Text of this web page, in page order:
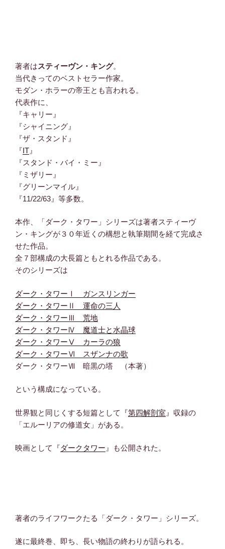
著者はスティーヴン・キング。
当代きってのベストセラー作家。
モダン・ホラーの帝王とも言われる。
代表作に、
『キャリー』
『シャイニング』
『ザ・スタンド』
『IT 』
『スタンド・バイ・ミー』
『ミザリー』
『グリーンマイル』
『11/22/63』等多数。
本作、「ダーク・タワー」シリーズは著者スティーヴ
ン・キングが３０年近くの構想と執筆期間を経て完成さ
せた作品。
全７部構成の大長篇ともとれる作品である。
そのシリーズは
ダーク・タワーⅠ ガンスリンガー
ダーク・タワーⅡ 運命の三人
ダーク・タワーⅢ 荒地
ダーク・タワーⅣ 魔道士と水晶球
ダーク・タワーⅤ カーラの狼
ダーク・タワーⅥ スザンナの歌
ダーク・タワーⅦ 暗黒の塔 （本著）
という構成になっている。
世界観と同じくする短篇として『第四解剖室 』収録の
「エルーリアの修道女」がある。
映画として『ダークタワー 』も公開された。
著者のライフワークたる「ダーク・タワー」シリーズ。
遂に最終巻、即ち、長い物語の終わりが語られる。